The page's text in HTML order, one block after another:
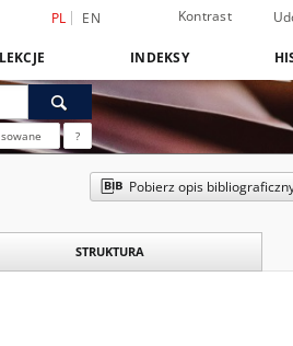
PL EN Kontrast
INDEKSY
?
Pobierz opis
STRUKTURA